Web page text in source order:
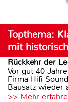
Topthema:
mit
Rückkehr der
Vor gut 40
Firma Hifi
Bausatz wieder
>> Mehr